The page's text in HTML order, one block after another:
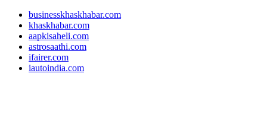
businesskhaskhabar.com
khaskhabar.com
aapkisaheli.com
astrosaathi.com
ifairer.com
iautoindia.com